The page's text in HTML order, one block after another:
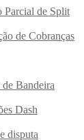
Parcial de Split
de Cobranças
Bandeira
Dash
disputa